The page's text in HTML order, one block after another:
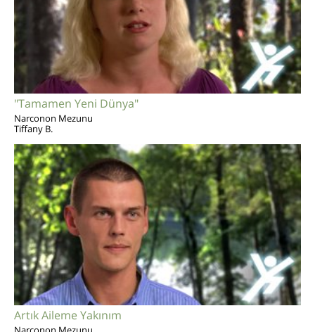
"Tamamen Yeni Dünya"
Narconon Mezunu
Tiffany B.
Artık Aileme Yakınım